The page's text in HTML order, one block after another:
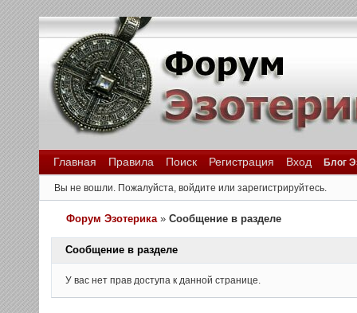
Главная Правила Поиск Регистрация Вход Блог
Вы не вошли. Пожалуйста, войдите или зарегистрируйтесь.
Форум Эзотерика »Сообщение в разделе
Сообщение в разделе
У вас нет прав доступа к данной странице.